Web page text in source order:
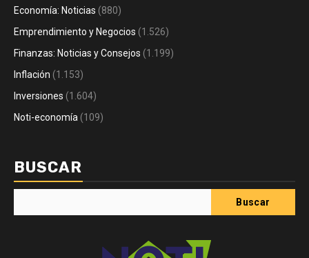
Economía: Noticias (880)
Emprendimiento y Negocios (1.526)
Finanzas: Noticias y Consejos (1.199)
Inflación (1.153)
Inversiones (1.604)
Noti-economía (109)
BUSCAR
Buscar